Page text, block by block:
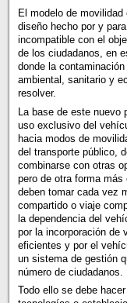
El modelo de
diseño hecho por y
incompatible con el
de los ciudadanos, en
donde la
ambiental, sanitario y
resolver.
La base de este nuevo
uso exclusivo del
hacia modos de
del transporte público,
combinarse con otras
pero de otra forma
deben tomar cada vez
compartido o viaje
la dependencia del
por la incorporación de
eficientes y por el
un sistema de gestión
número de ciudadanos.
Todo ello se debe